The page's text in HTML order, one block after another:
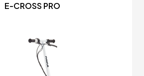
E-CROSS PRO